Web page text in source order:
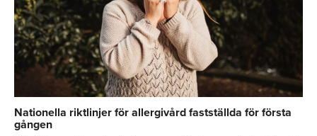
Nationella riktlinjer för allergivård fastställda för första
gången